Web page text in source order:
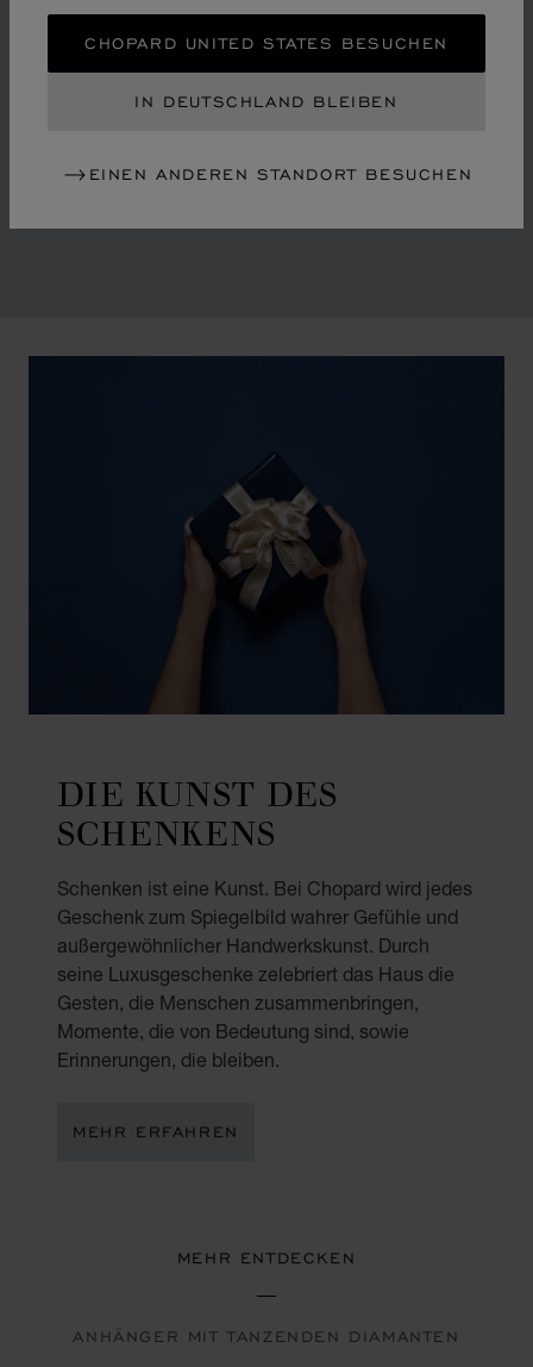
CHOPARD UNITED STATES BESUCHEN
IN DEUTSCHLAND BLEIBEN
EINEN ANDEREN STANDORT BESUCHEN
war. Das Unternehmen blickt auf eine glorreiche
DIE KUNST DES
SCHENKENS
Schenken ist eine Kunst. Bei Chopard wird jedes
Geschenk zum Spiegelbild wahrer Gefühle und
außergewöhnlicher Handwerkskunst. Durch
seine Luxusgeschenke zelebriert das Haus die
Gesten, die Menschen zusammenbringen,
Momente, die von Bedeutung sind, sowie
Erinnerungen, die bleiben.
MEHR ERFAHREN
MEHR ENTDECKEN
ANHÄNGER MIT TANZENDEN DIAMANTEN